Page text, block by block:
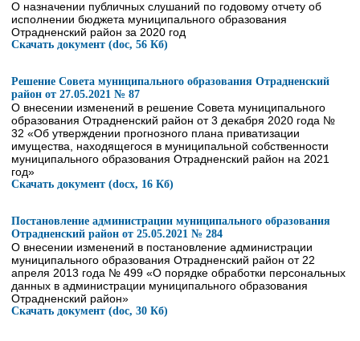
О назначении публичных слушаний по годовому отчету об
исполнении бюджета муниципального образования
Отрадненский район за 2020 год
Скачать документ (doc, 56 Кб)
Решение Совета муниципального образования Отрадненский
район от 27.05.2021 № 87
О внесении изменений в решение Совета муниципального
образования Отрадненский район от 3 декабря 2020 года №
32 «Об утверждении прогнозного плана приватизации
имущества, находящегося в муниципальной собственности
муниципального образования Отрадненский район на 2021
год»
Скачать документ (docx, 16 Кб)
Постановление администрации муниципального образования
Отрадненский район от 25.05.2021 № 284
О внесении изменений в постановление администрации
муниципального образования Отрадненский район от 22
апреля 2013 года № 499 «О порядке обработки персональных
данных в администрации муниципального образования
Отрадненский район»
Скачать документ (doc, 30 Кб)